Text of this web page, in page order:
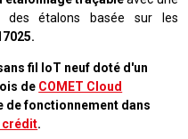
des étalons basée sur les
fil IoT neuf doté d'un
de COMET Cloud
de fonctionnement dans
crédit.